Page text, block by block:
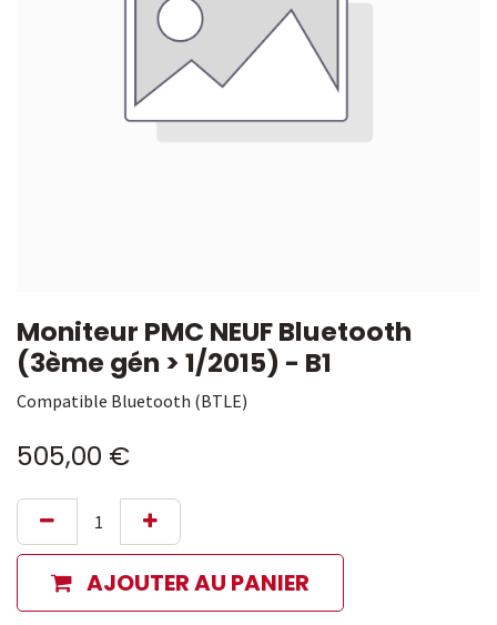
Moniteur PMC NEUF Bluetooth
(3ème gén > 1/2015) - B1
Compatible Bluetooth (BTLE)
505,00 €
AJOUTER AU PANIER